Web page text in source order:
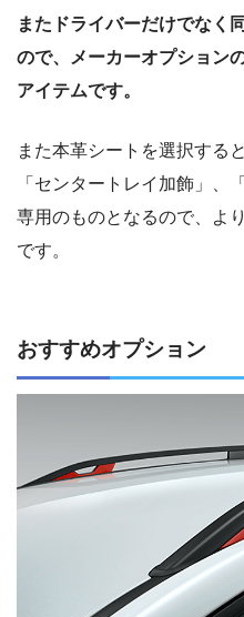
またドライバーだけでなく
ので、メーカーオプション
アイテムです。
また本革シートを選択する
「センタートレイ加飾」、
専用のものとなるので、よ
です。
おすすめオプション